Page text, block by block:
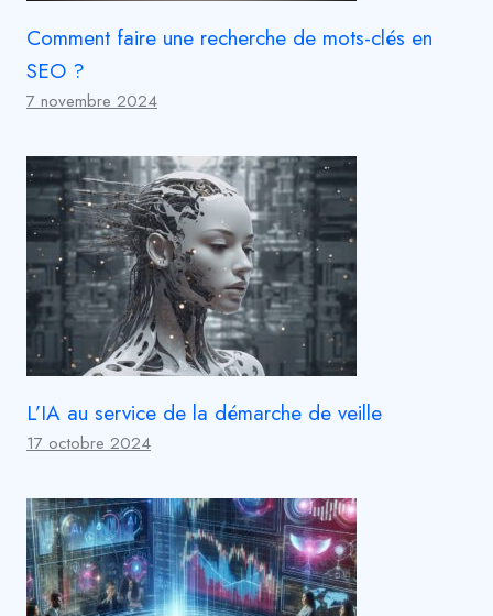
Comment faire une recherche de mots-clés en
SEO ?
7 novembre 2024
L’IA au service de la démarche de veille
17 octobre 2024